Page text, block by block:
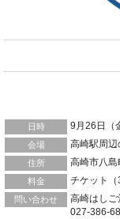
日時 9月26日（
会場 高崎駅周
住所 高崎市八
料金 チケット
問い合わせ
高崎はし
027-386-